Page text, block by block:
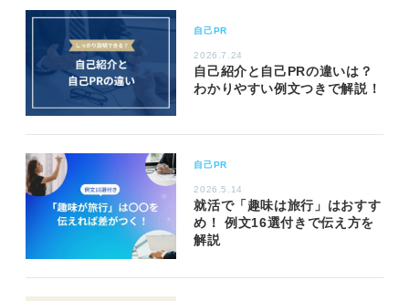
自己PR
2026.7.24
自己紹介と自己PRの違いは？
わかりやすい例文つきで解説！
自己PR
2026.5.14
就活で「趣味は旅行」はおすす
め！ 例文16選付きで伝え方を
解説